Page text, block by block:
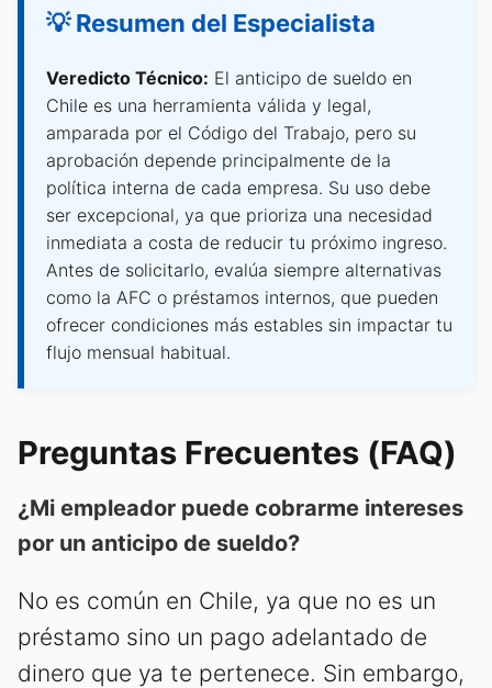
💡 Resumen del Especialista
Veredicto Técnico: El anticipo de sueldo en
Chile es una herramienta válida y legal,
amparada por el Código del Trabajo, pero su
aprobación depende principalmente de la
política interna de cada empresa. Su uso debe
ser excepcional, ya que prioriza una necesidad
inmediata a costa de reducir tu próximo ingreso.
Antes de solicitarlo, evalúa siempre alternativas
como la AFC o préstamos internos, que pueden
ofrecer condiciones más estables sin impactar tu
flujo mensual habitual.
Preguntas Frecuentes (FAQ)
¿Mi empleador puede cobrarme intereses
por un anticipo de sueldo?
No es común en Chile, ya que no es un
préstamo sino un pago adelantado de
dinero que ya te pertenece. Sin embargo,